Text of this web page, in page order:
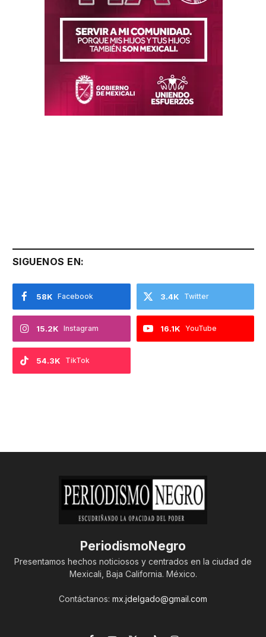
SIGUENOS EN:
Facebook
58K Twitter
3.4K
Instagram
15.2K YouTube
16.1K
TikTok
54.3K
PeriodismoNegro
Presentamos hechos noticiosos y centrados en la ciudad de
Mexicali, Baja California. México.
Contáctanos: mx.jdelgado@gmail.com